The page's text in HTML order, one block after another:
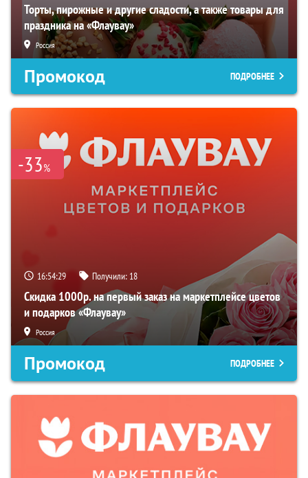
Торты, пирожные и другие сладости, а также товары для
праздника на «Флаувау»
Россия
Промокод ПОДРОБНЕЕ
-33%
16:54:28 Получили: 18
Скидка 1000р. на первый заказ на маркетплейсе цветов
и подарков «Флаувау»
Россия
Промокод ПОДРОБНЕЕ